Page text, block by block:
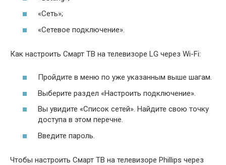
«Сеть»;
«Сетевое подключение».
Как настроить Смарт ТВ на телевизоре LG через Wi-Fi:
Пройдите в меню по уже указанным выше шагам.
Выберите раздел «Настроить подключение».
Вы увидите «Список сетей». Найдите свою точку
доступа в этом перечне.
Введите пароль.
Чтобы настроить Смарт ТВ на телевизоре Phillips через